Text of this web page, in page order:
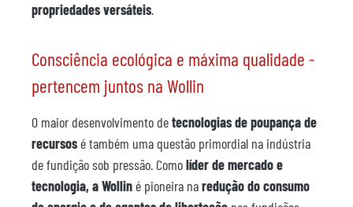
propriedades versáteis.
Consciência ecológica e máxima qualidade -
pertencem juntos na Wollin
O maior desenvolvimento detecnologias de poupança de
recursos é também uma questão primordial na indústria
de fundição sob pressão. Comolíder de mercado e
tecnologia, a Wollin é pioneira naredução do consumo